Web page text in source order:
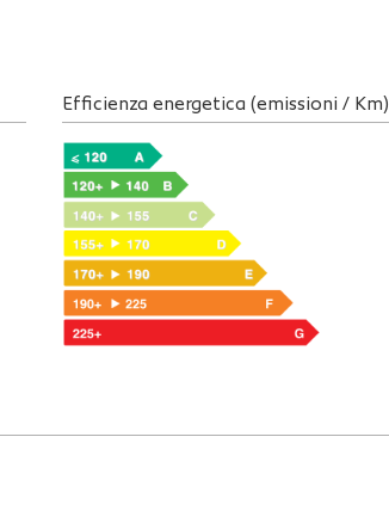
Efficienza energetica (emissioni / Km)